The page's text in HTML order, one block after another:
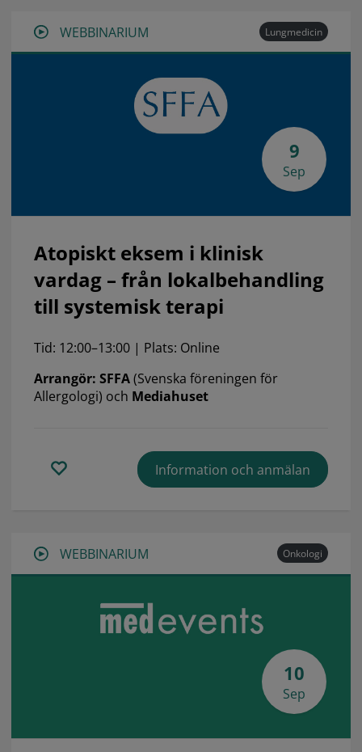
WEBBINARIUM Lungmedicin
9
Sep
Atopiskt eksem i klinisk
vardag – från lokalbehandling
till systemisk terapi
Tid: 12:00–13:00 | Plats: Online
Arrangör: SFFA(Svenska föreningen för
Allergologi) och Mediahuset
Information och anmälan
WEBBINARIUM Onkologi
10
Sep